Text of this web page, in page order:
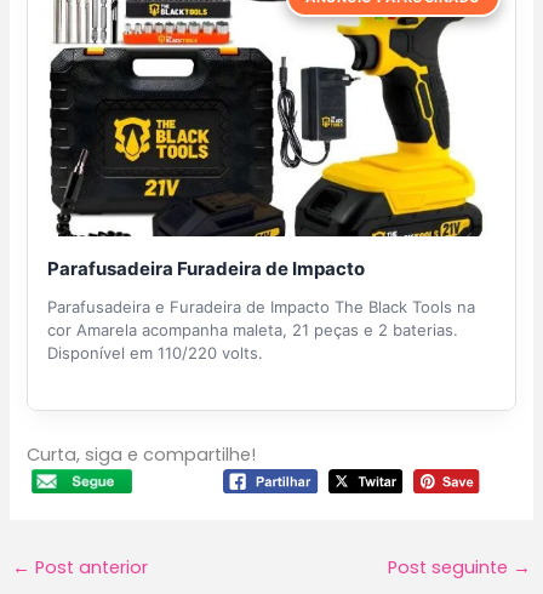
Parafusadeira Furadeira de Impacto
Parafusadeira e Furadeira de Impacto The Black Tools na
cor Amarela acompanha maleta, 21 peças e 2 baterias.
Disponível em 110/220 volts.
Curta, siga e compartilhe!
← Post anterior Post seguinte →